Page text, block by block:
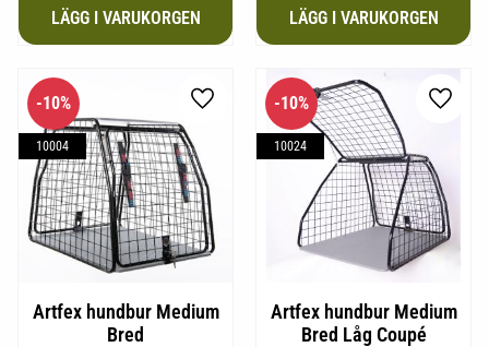
Artfex hundbur Medium
Bred
10%
10004
Lägg till i favoriter
Artfex hundbur Medium
Bred Låg Coupé
10%
10024
Lägg